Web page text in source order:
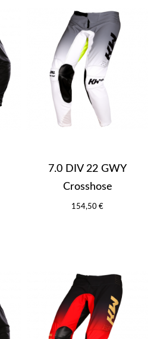
7.0 DIV 22 GWY
Crosshose
154,50 €